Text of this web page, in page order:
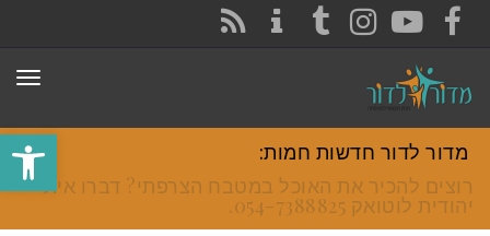
פתח
FACEBOOK
YOUTUBE
INSTAGRAM
TUMBLR
מדור לדור חדשות חמות:
רוצים להכיר את האוכל במטבח הצרפתי? דברו איתי
יהודית לוטואק 054-7388825.